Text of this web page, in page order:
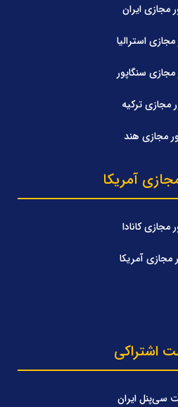
مجازی ایران
استرالیا
سنگاپور
مجازی ترکیه
مجازی هند
آمریکا
مجازی کانادا
مجازی آمریکا
اشتراکی
سی‌پنل ایران